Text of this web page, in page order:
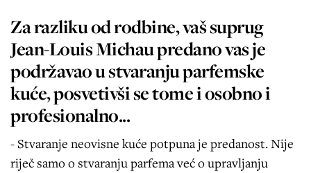
Za razliku od rodbine, vaš suprug
Jean-Louis Michau predano vas je
podržavao u stvaranju parfemske
kuće, posvetivši se tome i osobno i
profesionalno...
- Stvaranje neovisne kuće potpuna je predanost. Nije
riječ samo o stvaranju parfema već o upravljanju